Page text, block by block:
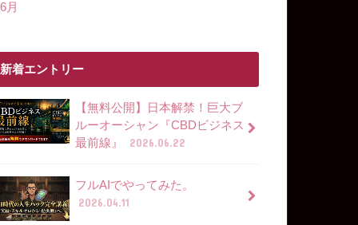
月
新着エントリー
【無料公開】日本解禁！巨大ブ
ルーオーシャン『CBDビジネス
最前線』
2026.06.22
フルAIでやってみた。
2026.04.11